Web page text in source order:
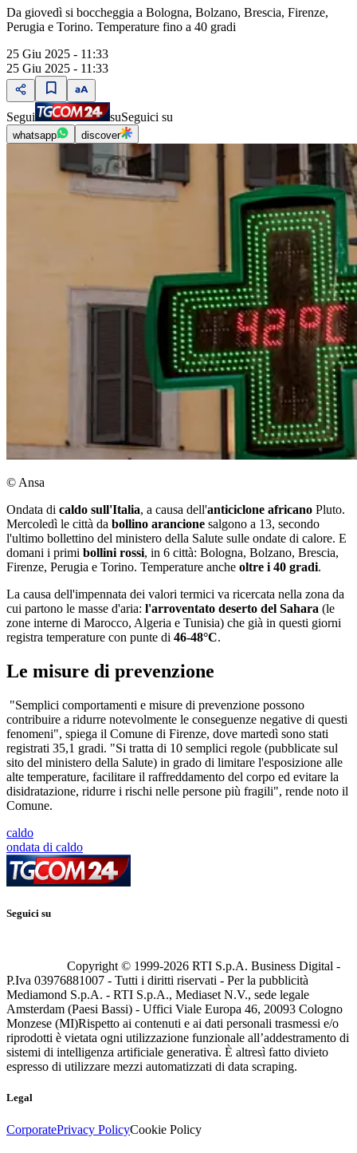
Da giovedì si boccheggia a Bologna, Bolzano, Brescia, Firenze,
Perugia e Torino. Temperature fino a 40 gradi
25 Giu 2025 - 11:33
25 Giu 2025 - 11:33
Segui suSeguici su
whatsapp discover
© Ansa
Ondata di caldo sull'Italia, a causa dell'anticiclone africano Pluto.
Mercoledì le città da bollino arancione salgono a 13, secondo
l'ultimo bollettino del ministero della Salute sulle ondate di calore. E
domani i primi bollini rossi, in 6 città: Bologna, Bolzano, Brescia,
Firenze, Perugia e Torino. Temperature anche oltre i 40 gradi.
La causa dell'impennata dei valori termici va ricercata nella zona da
cui partono le masse d'aria: l'arroventato deserto del Sahara (le
zone interne di Marocco, Algeria e Tunisia) che già in questi giorni
registra temperature con punte di 46-48°C.
Le misure di prevenzione
"Semplici comportamenti e misure di prevenzione possono
contribuire a ridurre notevolmente le conseguenze negative di questi
fenomeni", spiega il Comune di Firenze, dove martedì sono stati
registrati 35,1 gradi. "Si tratta di 10 semplici regole (pubblicate sul
sito del ministero della Salute) in grado di limitare l'esposizione alle
alte temperature, facilitare il raffreddamento del corpo ed evitare la
disidratazione, ridurre i rischi nelle persone più fragili", rende noto il
Comune.
caldo
ondata di caldo
Seguici su
Copyright © 1999-2026 RTI S.p.A. Business Digital -
P.Iva 03976881007 - Tutti i diritti riservati - Per la pubblicità
Mediamond S.p.A. - RTI S.p.A., Mediaset N.V., sede legale
Amsterdam (Paesi Bassi) - Uffici Viale Europa 46, 20093 Cologno
Monzese (MI)Rispetto ai contenuti e ai dati personali trasmessi e/o
riprodotti è vietata ogni utilizzazione funzionale all’addestramento di
sistemi di intelligenza artificiale generativa. È altresì fatto divieto
espresso di utilizzare mezzi automatizzati di data scraping.
Legal
CorporatePrivacy PolicyCookie Policy